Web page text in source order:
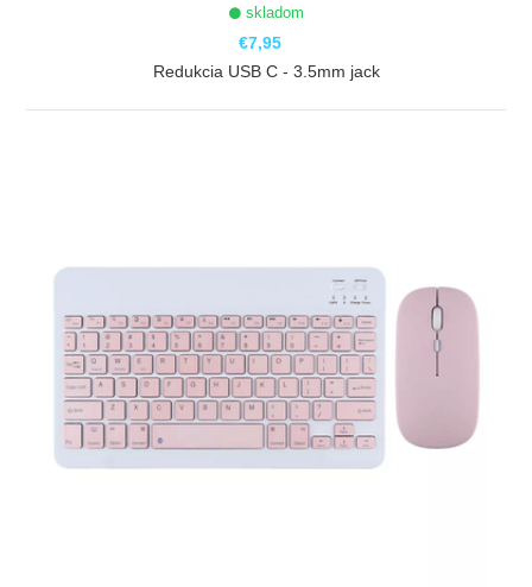
skladom
€7,95
Redukcia USB C - 3.5mm jack